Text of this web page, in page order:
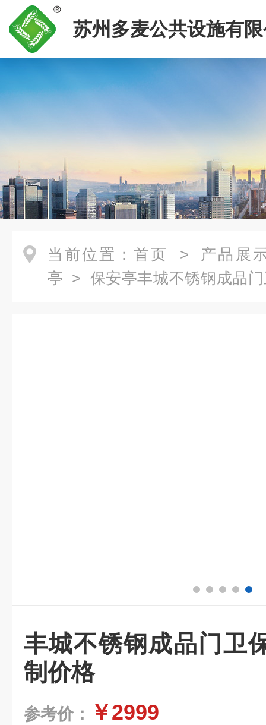
苏州多麦公共设施有
当前位置： 首页 > 产品展
亭 > 保安亭丰城不锈钢成品
丰城不锈钢成品门卫
制价格
参考价： ￥2999